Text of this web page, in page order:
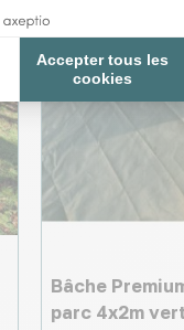
Accepter tous les
cookies
Bâche
parc 4x2m